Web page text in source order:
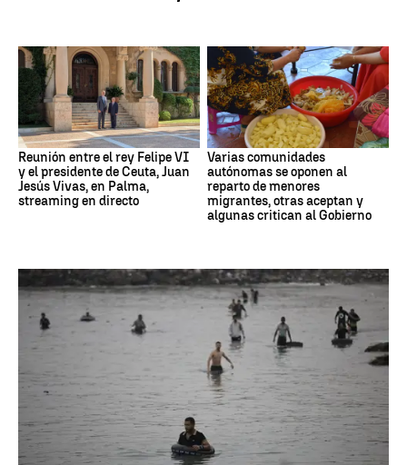
Reunión entre el rey Felipe VI
y el presidente de Ceuta, Juan
Jesús Vivas, en Palma,
streaming en directo
Varias comunidades
autónomas se oponen al
reparto de menores
migrantes, otras aceptan y
algunas critican al Gobierno